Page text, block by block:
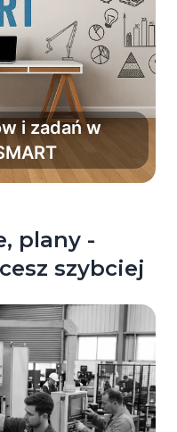
i zadań w
o 90%.
plany -
szybciej